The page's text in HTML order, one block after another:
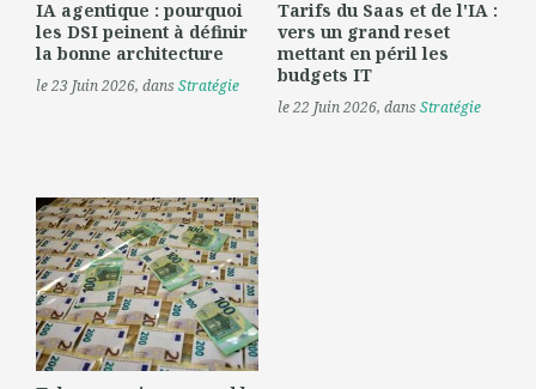
IA agentique : pourquoi
les DSI peinent à définir
la bonne architecture
le 23 Juin 2026, dansStratégie
Tarifs du Saas et de l'IA :
vers un grand reset
mettant en péril les
budgets IT
le 22 Juin 2026, dansStratégie